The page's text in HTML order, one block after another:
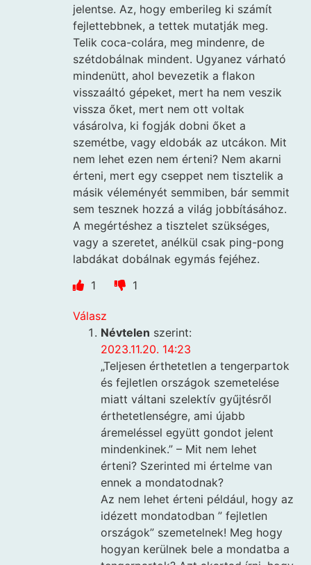
jelentse. Az, hogy emberileg ki számít
fejlettebbnek, a tettek mutatják meg.
Telik coca-colára, meg mindenre, de
szétdobálnak mindent. Ugyanez várható
mindenütt, ahol bevezetik a flakon
visszaáltó gépeket, mert ha nem veszik
vissza őket, mert nem ott voltak
vásárolva, ki fogják dobni őket a
szemétbe, vagy eldobák az utcákon. Mit
nem lehet ezen nem érteni? Nem akarni
érteni, mert egy cseppet nem tisztelik a
másik véleményét semmiben, bár semmit
sem tesznek hozzá a világ jobbításához.
A megértéshez a tisztelet szükséges,
vagy a szeretet, anélkül csak ping-pong
labdákat dobálnak egymás fejéhez.
1
1
Válasz
Névtelen szerint:
2023.11.20. 14:23
„Teljesen érthetetlen a tengerpartok
és fejletlen országok szemetelése
miatt váltani szelektív gyűjtésről
érthetetlenségre, ami újabb
áremeléssel együtt gondot jelent
mindenkinek.” – Mit nem lehet
érteni? Szerinted mi értelme van
ennek a mondatodnak?
Az nem lehet érteni például, hogy az
idézett mondatodban ” fejletlen
országok” szemetelnek! Meg hogy
hogyan kerülnek bele a mondatba a